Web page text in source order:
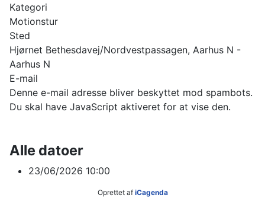
Kategori
Motionstur
Sted
Hjørnet Bethesdavej/Nordvestpassagen, Aarhus N -
Aarhus N
E-mail
Denne e-mail adresse bliver beskyttet mod spambots.
Du skal have JavaScript aktiveret for at vise den.
Alle datoer
23/06/2026 10:00
Oprettet af iCagenda